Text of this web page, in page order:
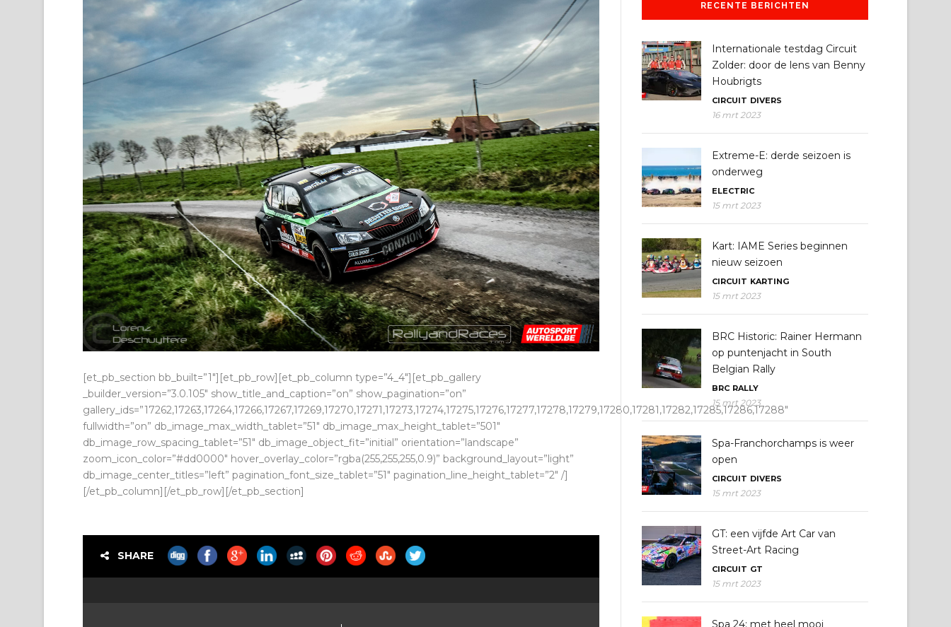
[et_pb_section bb_built=”1″][et_pb_row][et_pb_column type=”4_4″][et_pb_gallery
_builder_version=”3.0.105″ show_title_and_caption=”on” show_pagination=”on”
gallery_ids=”17262,17263,17264,17266,17267,17269,17270,17271,17273,17274,17275,17276,17277,17278,17279,17280,17281,17282,17285,17286,17288″
fullwidth=”on” db_image_max_width_tablet=”51″ db_image_max_height_tablet=”501″
db_image_row_spacing_tablet=”51″ db_image_object_fit=”initial” orientation=”landscape”
zoom_icon_color=”#dd0000″ hover_overlay_color=”rgba(255,255,255,0.9)” background_layout=”light”
db_image_center_titles=”left” pagination_font_size_tablet=”51″ pagination_line_height_tablet=”2″ /]
[/et_pb_column][/et_pb_row][/et_pb_section]
SHARE
RECENTE BERICHTEN
Internationale testdag Circuit
Zolder: door de lens van Benny
Houbrigts
CIRCUIT DIVERS
16 mrt 2023
Extreme-E: derde seizoen is
onderweg
ELECTRIC
15 mrt 2023
Kart: IAME Series beginnen
nieuw seizoen
CIRCUIT KARTING
15 mrt 2023
BRC Historic: Rainer Hermann
op puntenjacht in South
Belgian Rally
BRC RALLY
15 mrt 2023
Spa-Franchorchamps is weer
open
CIRCUIT DIVERS
15 mrt 2023
GT: een vijfde Art Car van
Street-Art Racing
CIRCUIT GT
15 mrt 2023
Spa 24: met heel mooi